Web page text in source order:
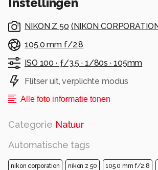
NIKON Z 50 (NIKON
105.0 mm f/2.8
ISO 100 · ƒ/3.5 · 1/80s · 105mm
Flitser uit, verplichte modus
Alle foto informatie tonen
Categorie Natuur
Automatische tags
nikon corporation nikon z 50 105.0 mm f/2.8